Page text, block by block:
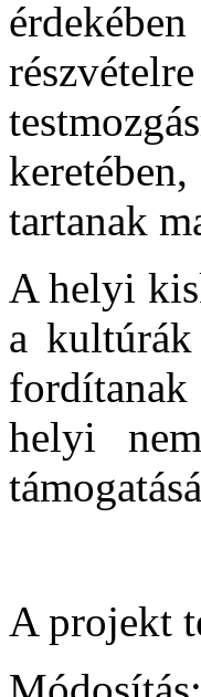
tartanak
A helyi
a kultúrák
fordítanak
helyi
A projekt